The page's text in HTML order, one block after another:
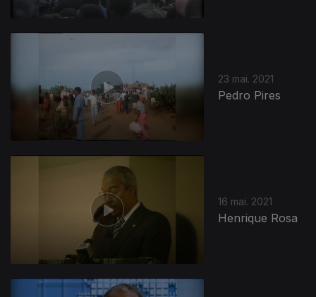
23 mai. 2021
Pedro Pires
16 mai. 2021
Henrique Rosa